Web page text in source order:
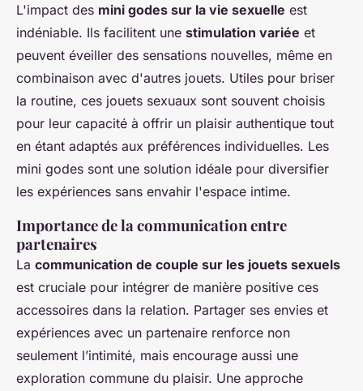
L'impact des mini godes sur la vie sexuelle est
indéniable. Ils facilitent une stimulation variée et
peuvent éveiller des sensations nouvelles, même en
combinaison avec d'autres jouets. Utiles pour briser
la routine, ces jouets sexuaux sont souvent choisis
pour leur capacité à offrir un plaisir authentique tout
en étant adaptés aux préférences individuelles. Les
mini godes sont une solution idéale pour diversifier
les expériences sans envahir l'espace intime.
Importance de la communication entre
partenaires
La communication de couple sur les jouets sexuels
est cruciale pour intégrer de manière positive ces
accessoires dans la relation. Partager ses envies et
expériences avec un partenaire renforce non
seulement l’intimité, mais encourage aussi une
exploration commune du plaisir. Une approche